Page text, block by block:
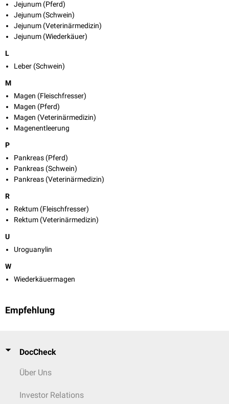
Jejunum (Pferd)
Jejunum (Schwein)
Jejunum (Veterinärmedizin)
Jejunum (Wiederkäuer)
L
Leber (Schwein)
M
Magen (Fleischfresser)
Magen (Pferd)
Magen (Veterinärmedizin)
Magenentleerung
P
Pankreas (Pferd)
Pankreas (Schwein)
Pankreas (Veterinärmedizin)
R
Rektum (Fleischfresser)
Rektum (Veterinärmedizin)
U
Uroguanylin
W
Wiederkäuermagen
Empfehlung
DocCheck
Über Uns
Investor Relations